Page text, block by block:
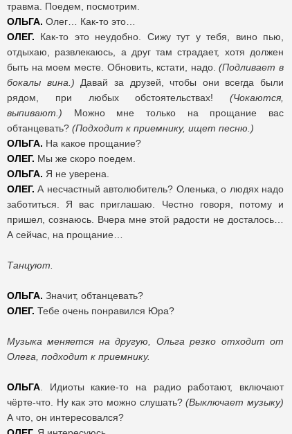
травма. Поедем, посмотрим.
ОЛЬГА. Олег… Как-то это…
ОЛЕГ. Как-то это неудобно. Сижу тут у тебя, вино пью,
отдыхаю, развлекаюсь, а друг там страдает, хотя должен
быть на моем месте. Обновить, кстати, надо.(Подливает в
бокалы вина.) Давай за друзей, чтобы они всегда были
рядом, при любых обстоятельствах! (Чокаются,
выпивают.) Можно мне только на прощание вас
обтанцевать? (Подходит к приемнику, ищет песню.)
ОЛЬГА. На какое прощание?
ОЛЕГ. Мы же скоро поедем.
ОЛЬГА. Я не уверена.
ОЛЕГ. А несчастный автолюбитель? Оленька, о людях надо
заботиться. Я вас приглашаю. Честно говоря, потому и
пришел, сознаюсь. Вчера мне этой радости не досталось…
А сейчас, на прощание…
Танцуют.
ОЛЬГА. Значит, обтанцевать?
ОЛЕГ. Тебе очень понравился Юра?
Музыка меняется на другую, Ольга резко отходит от
Олега, подходит к приемнику.
ОЛЬГА . Идиоты какие-то на радио работают, включают
чёрте-что. Ну как это можно слушать?(Выключает музыку)
А что, он интересовался?